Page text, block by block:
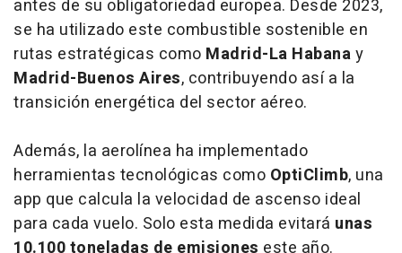
antes de su obligatoriedad europea. Desde 2023,
se ha utilizado este combustible sostenible en
rutas estratégicas como Madrid-La Habanay
Madrid-Buenos Aires, contribuyendo así a la
transición energética del sector aéreo.
Además, la aerolínea ha implementado
herramientas tecnológicas como OptiClimb, una
app que calcula la velocidad de ascenso ideal
para cada vuelo. Solo esta medida evitará unas
10.100 toneladas de emisiones este año.